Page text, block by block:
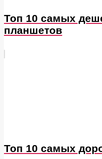
Топ 10 самых
планшетов
Топ 10 самых